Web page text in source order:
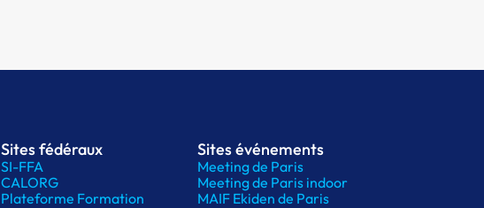
Sites fédéraux
SI-FFA
CALORG
Plateforme Formation
Sites événements
Meeting de Paris
Meeting de Paris indoor
MAIF Ekiden de Paris